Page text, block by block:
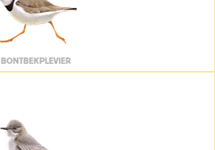
BONTBEKPLEVIER